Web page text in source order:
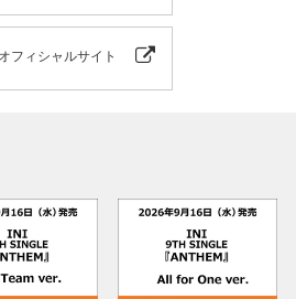
がございます。余裕を持ってご応募くださ
品ページの表記の変更はございません。ご
フィシャルサイト